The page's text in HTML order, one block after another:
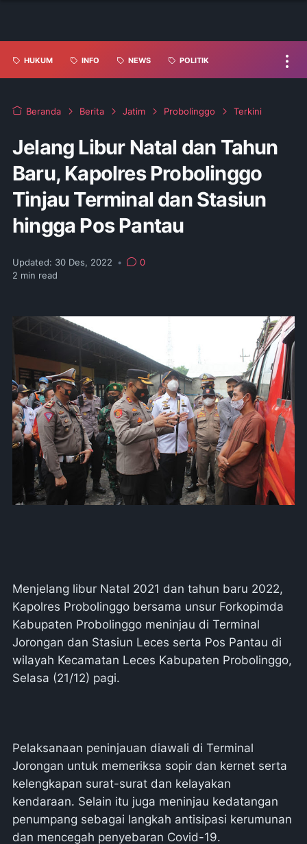
HUKUM INFO NEWS POLITIK
Beranda Berita Jatim Probolinggo Terkini
Jelang Libur Natal dan Tahun
Baru, Kapolres Probolinggo
Tinjau Terminal dan Stasiun
hingga Pos Pantau
Updated: 30 Des, 2022 •
0
2 min read
Menjelang libur Natal 2021 dan tahun baru 2022,
Kapolres Probolinggo bersama unsur Forkopimda
Kabupaten Probolinggo meninjau di Terminal
Jorongan dan Stasiun Leces serta Pos Pantau di
wilayah Kecamatan Leces Kabupaten Probolinggo,
Selasa (21/12) pagi.
Pelaksanaan peninjauan diawali di Terminal
Jorongan untuk memeriksa sopir dan kernet serta
kelengkapan surat-surat dan kelayakan
kendaraan. Selain itu juga meninjau kedatangan
penumpang sebagai langkah antisipasi kerumunan
dan mencegah penyebaran Covid-19.